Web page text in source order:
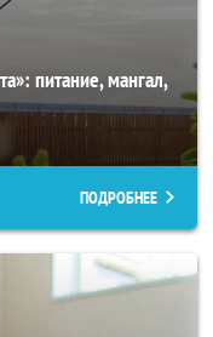
питание, мангал,
ПОДРОБНЕЕ